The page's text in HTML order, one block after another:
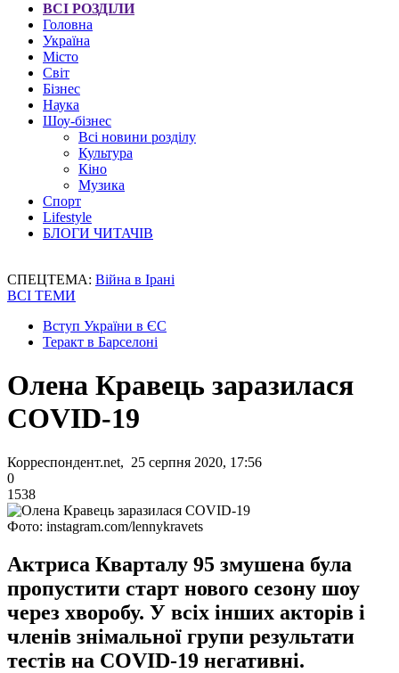
ВСІ РОЗДІЛИ
Головна
Україна
Місто
Світ
Бізнес
Наука
Шоу-бізнес
Всі новини розділу
Культура
Кіно
Музика
Спорт
Lifestyle
БЛОГИ ЧИТАЧІВ
СПЕЦТЕМА: Війна в Ірані
ВСІ ТЕМИ
Вступ України в ЄС
Теракт в Барселоні
Олена Кравець заразилася
COVID-19
Корреспондент.net, 25 серпня 2020, 17:56
0
1538
Фото: instagram.com/lennykravets
Актриса Кварталу 95 змушена була
пропустити старт нового сезону шоу
через хворобу. У всіх інших акторів і
членів знімальної групи результати
тестів на COVID-19 негативні.